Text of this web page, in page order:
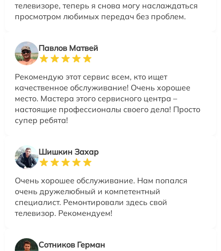
телевизоре, теперь я снова могу наслаждаться
просмотром любимых передач без проблем.
Павлов Матвей
Рекомендую этот сервис всем, кто ищет
качественное обслуживание! Очень хорошее
место. Мастера этого сервисного центра –
настоящие профессионалы своего дела! Просто
супер ребята!
Шишкин Захар
Очень хорошее обслуживание. Нам попался
очень дружелюбный и компетентный
специалист. Ремонтировали здесь свой
телевизор. Рекомендуем!
Сотников Герман